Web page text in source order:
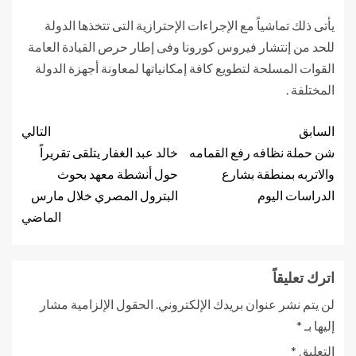
يأتى ذلك تماشياً مع الإجراءات الإحترازية التى تتخذها الدولة
للحد من إنتشار فيروس كورونا وفى إطار حرص القيادة العامة
القوات المسلحة لتطويع كافة إمكانياتها لمعاونة أجهزة الدولة
المختلفة .
السابق
شن حملة نظافه رفع القمامه
والاتربه بمنطقة بشارع
الدراسات اليوم
التالي
خالد عبد الغفار يتلقى تقريراً
حول أنشطة معهد بحوث
البترول المصري خلال مارس
الماضي
اترك تعليقاً
لن يتم نشر عنوان بريدك الإلكتروني. الحقول الإلزامية مشار
إليها بـ *
التعليق *